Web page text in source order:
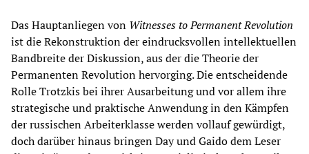
Das Hauptanliegen von Witnesses to Permanent Revolution
ist die Rekonstruktion der eindrucksvollen intellektuellen
Bandbreite der Diskussion, aus der die Theorie der
Permanenten Revolution hervorging. Die entscheidende
Rolle Trotzkis bei ihrer Ausarbeitung und vor allem ihre
strategische und praktische Anwendung in den Kämpfen
der russischen Arbeiterklasse werden vollauf gewürdigt,
doch darüber hinaus bringen Day und Gaido dem Leser